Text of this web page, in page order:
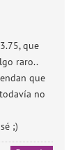
que
raro..
que
no
;)